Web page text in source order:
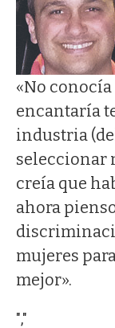
«No
encantaría
industria
seleccionar
creía que
ahora
mujeres
mejor».
","